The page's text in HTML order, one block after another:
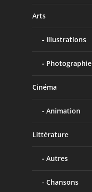
Arts
Illustrations
Photographie
Cinéma
Animation
Littérature
Autres
Chansons